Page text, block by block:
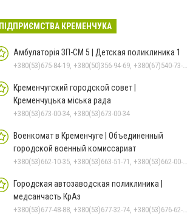
ПІДПРИЄМСТВА КРЕМЕНЧУКА
Амбулаторія ЗП-СМ 5 | Детская поликлиника 1
+380(53)675-84-19, +380(50)356-94-69, +380(67)540-73-87
Кременчугский городской совет |
Кременчуцька міська рада
+380(53)673-00-34, +380(53)673-00-34
Военкомат в Кременчуге | Объединенный
городской военный комиссариат
+380(53)662-10-35, +380(53)663-51-71, +380(53)662-00-54
Городская автозаводская поликлиника |
медсанчасть КрАз
+380(53)677-48-88, +380(53)677-32-74, +380(53)676-62-99, +380536766187